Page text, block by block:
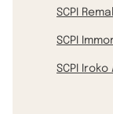
SCPI
SCPI
SCPI Iroko